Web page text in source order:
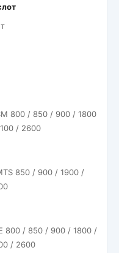
800 / 850 / 900 / 1800
/ 2600
850 / 900 / 1900 /
800 / 850 / 900 / 1800 /
/ 2600